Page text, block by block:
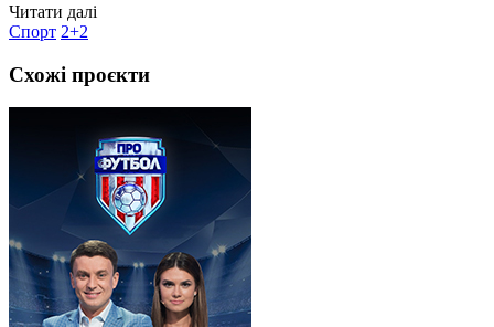
Читати далі
Спорт 2+2
Схожі проєкти